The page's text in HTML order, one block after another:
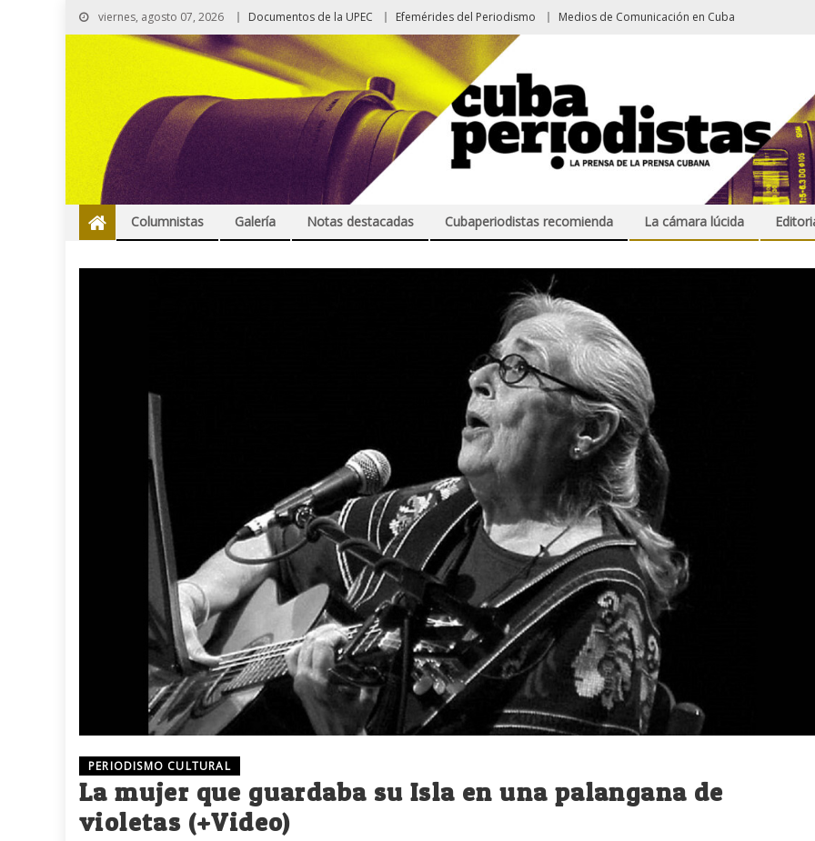
viernes, agosto 07, 2026 Documentos de la UPEC Efemérides del Periodismo Medios de Comunicación en Cuba
Columnistas Galería Notas destacadas Cubaperiodistas recomienda La cámara lúcida
PERIODISMO CULTURAL
La mujer que guardaba su Isla en una palangana de
violetas (+Video)